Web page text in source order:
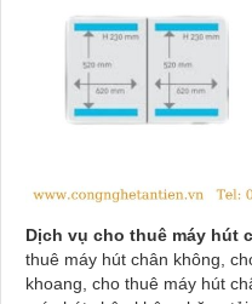
Dịch vụ cho thuê máy hút
thuê máy hút chân không,
khoang, cho thuê máy hút